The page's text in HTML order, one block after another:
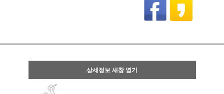
상세정보 새창 열기